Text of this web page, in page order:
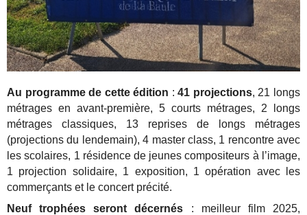
Au programme de cette édition :41 projections, 21 longs
métrages en avant-première, 5 courts métrages, 2 longs
métrages classiques, 13 reprises de longs métrages
(projections du lendemain), 4 master class, 1 rencontre avec
les scolaires, 1 résidence de jeunes compositeurs à l’image,
1 projection solidaire, 1 exposition, 1 opération avec les
commerçants et le concert précité.
Neuf trophées seront décernés : meilleur film 2025,